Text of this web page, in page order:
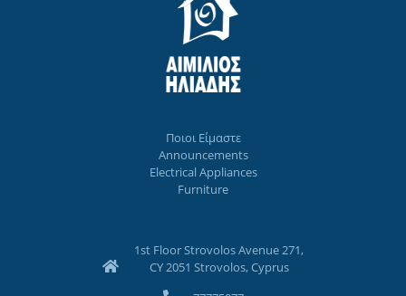
Ποιοι Eίμαστε
Announcements
Electrical Appliances
Furniture
1st Floor Strovolos Avenue 271,
CY 2051 Strovolos, Cyprus